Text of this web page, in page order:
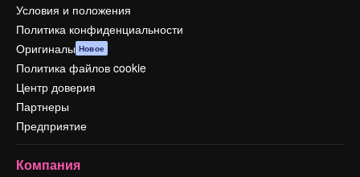
Условия и положения
Политика конфиденциальности
Оригиналы Новое
Политика файлов cookie
Центр доверия
Партнеры
Предприятие
Компания